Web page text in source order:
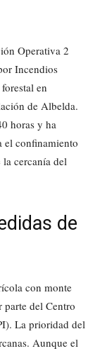
Operativa 2
Incendios
en
de Albelda.
horas y ha
el confinamiento
cercanía del
de
con monte
del Centro
La prioridad del
Aunque el